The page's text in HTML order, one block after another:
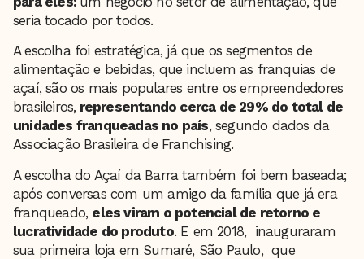
seria tocado por todos.
A escolha foi estratégica, já que os segmentos de
alimentação e bebidas, que incluem as franquias de
açaí, são os mais populares entre os empreendedores
brasileiros,representando cerca de 29% do total de
unidades franqueadas no país, segundo dados da
Associação Brasileira de Franchising.
A escolha do Açaí da Barra também foi bem baseada;
após conversas com um amigo da família que já era
franqueado, eles viram o potencial de retorno e
lucratividade do produto. E em 2018, inauguraram
sua primeira loja em Sumaré, São Paulo, que